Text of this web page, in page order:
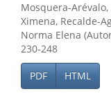
Mosquera-
Ximena, Recalde-
Norma Elena
230-248
PDF HTML